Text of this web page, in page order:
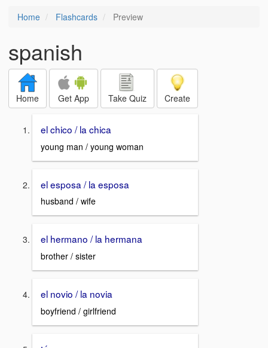
Home Flashcards Preview
spanish
Home Get App Take Quiz Create
el chico / la chica
young man / young woman
el esposa / la esposa
husband / wife
el hermano / la hermana
brother / sister
el novio / la novia
boyfriend / girlfriend